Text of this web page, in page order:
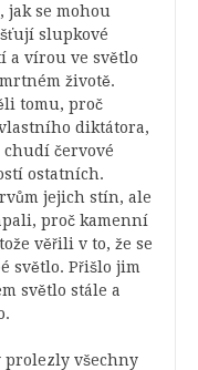
jak se mohou
slupkové
a vírou ve světlo
životě.
tomu, proč
diktátora,
červové
ostatních.
jejich stín, ale
proč kamenní
věřili v to, že se
světlo. Přišlo jim
světlo stále a
prolezly všechny